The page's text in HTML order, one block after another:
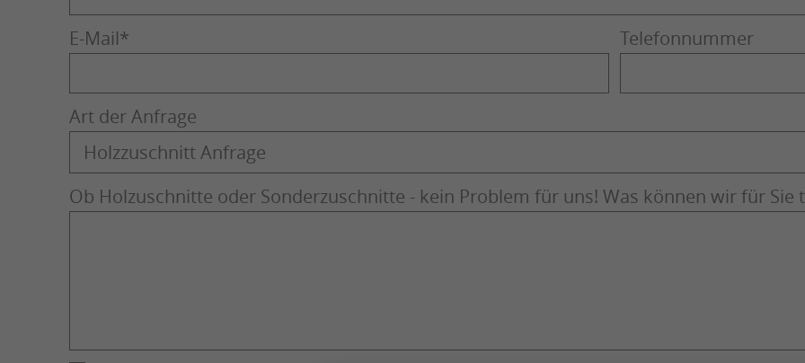
E-Mail* Telefonnummer
Art der Anfrage
Ob Holzuschnitte oder Sonderzuschnitte - kein Problem für uns! Was können wir für Sie